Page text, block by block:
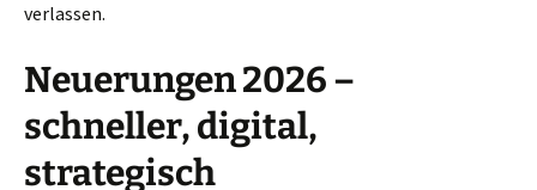
verlassen.
Neuerungen 2026 –
schneller, digital,
strategisch